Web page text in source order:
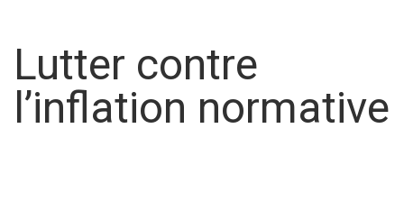
Lutter contre
l’inflation normative